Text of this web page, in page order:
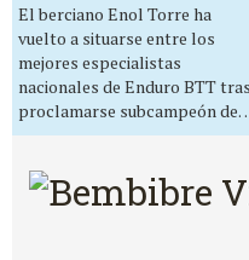
El berciano Enol Torre ha
vuelto a situarse entre los
mejores especialistas
nacionales de Enduro BTT tras
proclamarse subcampeón